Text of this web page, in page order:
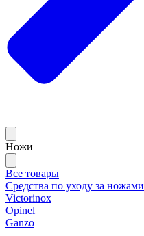
Ножи
Все товары
Средства по уходу за ножами
Victorinox
Opinel
Ganzo